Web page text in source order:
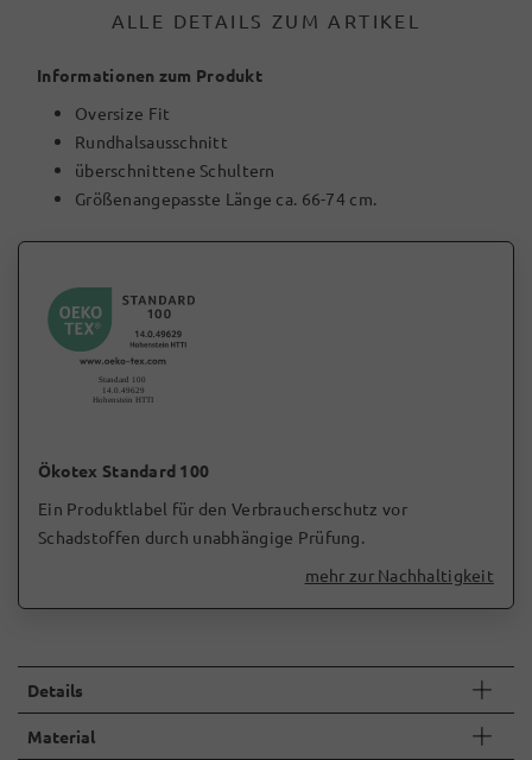
ALLE DETAILS ZUM ARTIKEL
Informationen zum Produkt
Oversize Fit
Rundhalsausschnitt
überschnittene Schultern
Größenangepasste Länge ca. 66-74 cm.
Ökotex Standard 100
Ein Produktlabel für den Verbraucherschutz vor
Schadstoffen durch unabhängige Prüfung.
mehr zur Nachhaltigkeit
Details
Material